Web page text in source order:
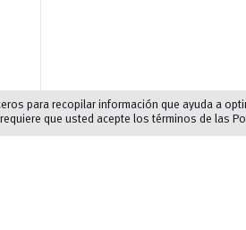
para recopilar información que ayuda a
que usted acepte los términos de las